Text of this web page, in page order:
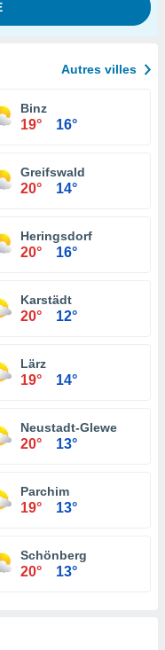
Autres villes
Binz
19° 16°
Greifswald
20° 14°
Heringsdorf
20° 16°
Karstädt
20° 12°
Lärz
19° 14°
Neustadt-Glewe
20° 13°
Parchim
19° 13°
Schönberg
20° 13°